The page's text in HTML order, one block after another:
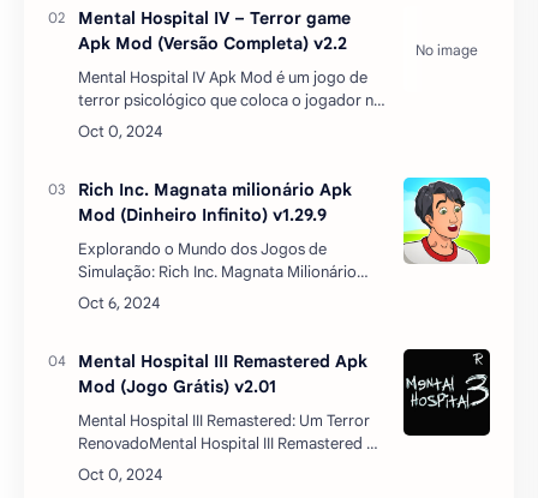
Explorando o Mundo dos Jogos de
Simulação: Rich Inc. Magnata Milionário
APK MODNo universo dos jogos de
simulação, Rich Inc. Magnata Milionário
APK MOD se destaca como um…
Mental Hospital III Remastered Apk
Mental Hospital III Remastered: Um Terror
RenovadoMental Hospital III Remastered é
um remake de um dos jogos de terror mais
icônicos de 2013, trazendo de volta a
experiên…
Hidden in my Paradise Apk Mod
Hidden in my Paradise APK MOD é um jogo
encantador que combina a busca por
objetos escondidos com a criatividade e a
decoração. Lançado pela Ogre Pixel, este
jogo é uma a…
Monster Trucks Racing 2021 Apk